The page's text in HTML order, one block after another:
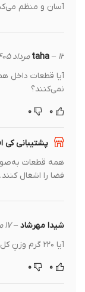
آسان و منظم می‌کند.
taha
آیا قطعات داخل هم
نمی‌کنند؟
پشتیبانی کی ام
همه قطعات به‌صورت
فضا را اشغال کنند.
شیدا مهرشاد– ۱۷ مرداد ۱۴۰۵